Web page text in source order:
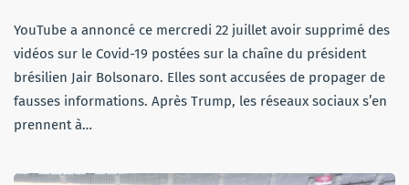
YouTube a annoncé ce mercredi 22 juillet avoir supprimé des
vidéos sur le Covid-19 postées sur la chaîne du président
brésilien Jair Bolsonaro. Elles sont accusées de propager de
fausses informations. Après Trump, les réseaux sociaux s’en
prennent à…